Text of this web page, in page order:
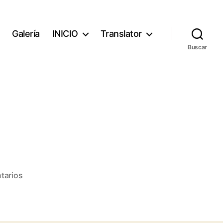
Galería INICIO Translator
Buscar
en